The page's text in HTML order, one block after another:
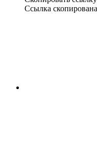
Ссылка скопирована